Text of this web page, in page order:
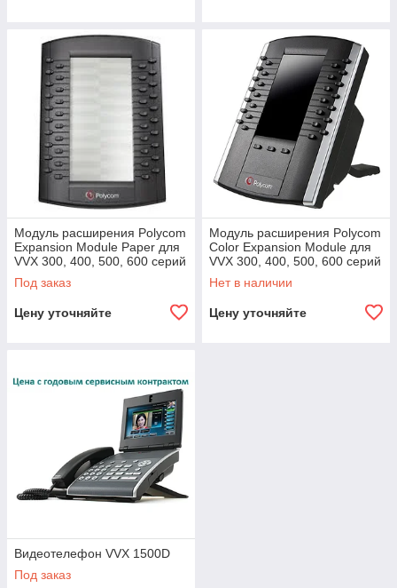
Модуль расширения Polycom
Expansion Module Paper для
VVX 300, 400, 500, 600 серий
Под заказ
Цену уточняйте
Модуль расширения Polycom
Color Expansion Module для
VVX 300, 400, 500, 600 серий
Нет в наличии
Цену уточняйте
Видеотелефон VVX 1500D
Под заказ